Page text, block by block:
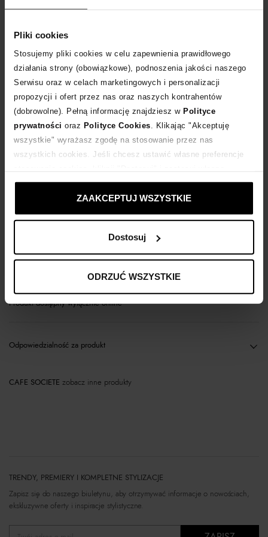
Pliki cookies
Stosujemy pliki cookies w celu zapewnienia prawidłowego
działania strony (obowiązkowe), podnoszenia jakości naszego
Serwisu oraz w celach marketingowych i personalizacji
propozycji i ofert przez nas oraz naszych kontrahentów
(dobrowolne). Pełną informację znajdziesz w Polityce
prywatności oraz Polityce Cookies . Klikając "Akceptuję
wszystkie" wyrażasz zgodę na stosowanie przez nas
wszystkich cookies. Jeśli chcesz ustawić własne preferencje
ustawienia prywatności.
ZAAKCEPTUJ WSZYSTKIE
Dostosuj
ODRZUĆ WSZYSTKIE
14 dni na zwrot towaru
+80 punktów zyskujesz w Klubie Korzyści
Kup teraz, Zapłać później!
Materiał
Produkt dostępny wyłącznie online
Odpowiedzialność za produkt
CAFE SOCIETE zobacz inne produkty
TRENDY, PREMIERY I KOMPLETNE STYLIZACJE
Zapisz się do naszego biuletynu, aby otrzymywać informacje o nowościach,
ekskluzywne oferty i inspiracje stylistyczne.